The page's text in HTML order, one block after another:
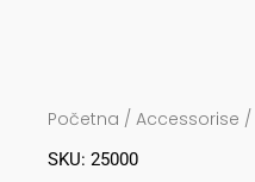
Početna / Accessorise /
SKU: 25000